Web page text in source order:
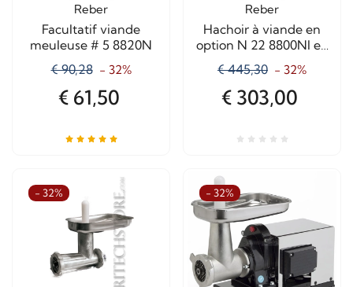
Reber
Facultatif viande
meuleuse # 5 8820N
€ 90,28 - 32%
€ 61,50
Reber
Hachoir à viande en
option N 22 8800NI en
€ 445,30 - 32%
€ 303,00
- 32% - 32%